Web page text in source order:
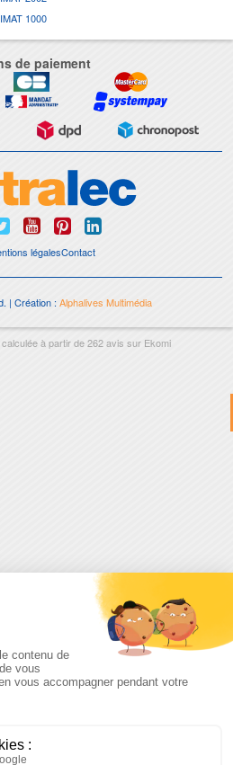
1000
de paiement
légalesContact
| Création :Alphalives Multimédia
calculée à partir de262avis sur Ekomi